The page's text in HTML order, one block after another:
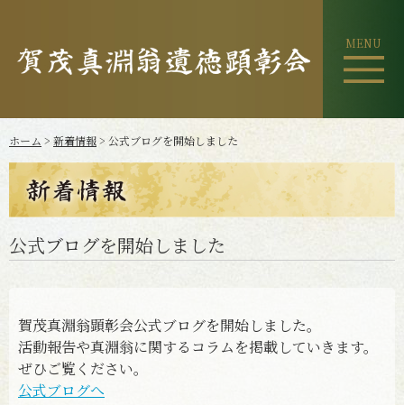
MENU
ホーム > 新着情報> 公式ブログを開始しました
公式ブログを開始しました
賀茂真淵翁顕彰会公式ブログを開始しました。
活動報告や真淵翁に関するコラムを掲載していきます。
ぜひご覧ください。
公式ブログへ